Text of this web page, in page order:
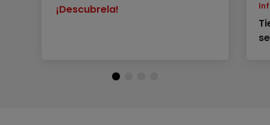
¡Descubrela!